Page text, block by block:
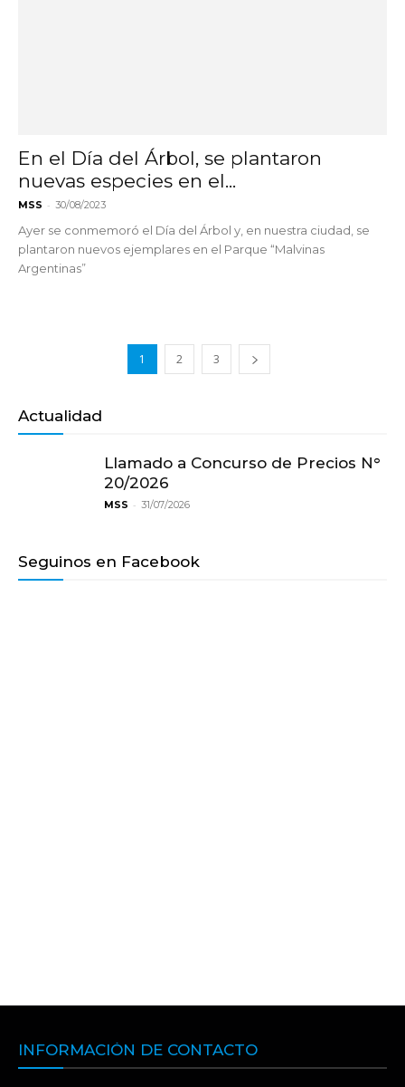
En el Día del Árbol, se plantaron
nuevas especies en el...
MSS - 30/08/2023
Ayer se conmemoró el Día del Árbol y, en nuestra ciudad, se
plantaron nuevos ejemplares en el Parque “Malvinas
Argentinas”
1 2 3
Actualidad
Llamado a Concurso de Precios N°
20/2026
MSS - 31/07/2026
Seguinos en Facebook
INFORMACIÓN DE CONTACTO